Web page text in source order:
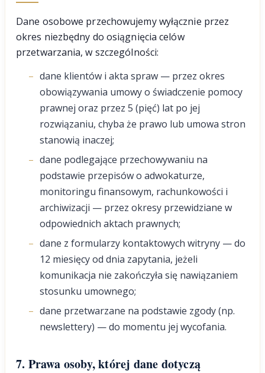
Dane osobowe przechowujemy wyłącznie przez
okres niezbędny do osiągnięcia celów
przetwarzania, w szczególności:
dane klientów i akta spraw — przez okres
obowiązywania umowy o świadczenie pomocy
prawnej oraz przez 5 (pięć) lat po jej
rozwiązaniu, chyba że prawo lub umowa stron
stanowią inaczej;
dane podlegające przechowywaniu na
podstawie przepisów o adwokaturze,
monitoringu finansowym, rachunkowości i
archiwizacji — przez okresy przewidziane w
odpowiednich aktach prawnych;
dane z formularzy kontaktowych witryny — do
12 miesięcy od dnia zapytania, jeżeli
komunikacja nie zakończyła się nawiązaniem
stosunku umownego;
dane przetwarzane na podstawie zgody (np.
newslettery) — do momentu jej wycofania.
7. Prawa osoby, której dane dotyczą